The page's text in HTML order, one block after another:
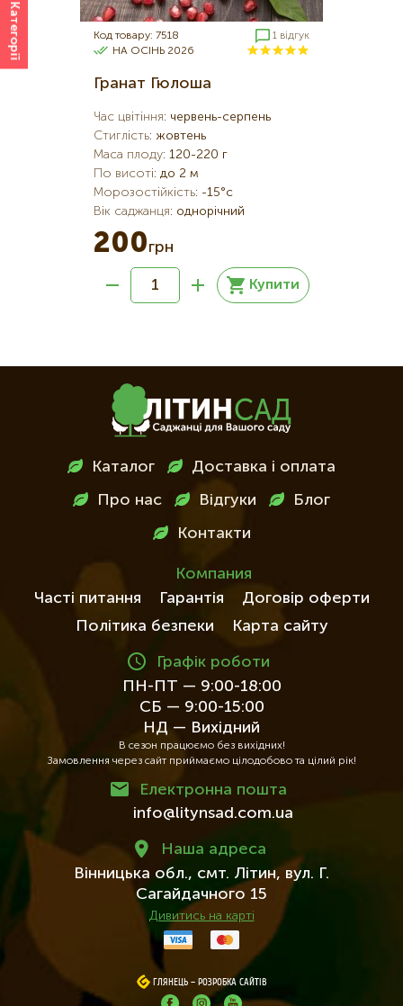
Категорії Код товару: 7518
1 відгук
НА ОСІНЬ 2026
Гранат Гюлоша
Час цвітіння: червень-серпень
Стиглість: жовтень
Маса плоду: 120-220 г
По висоті: до 2 м
Морозостійкість: -15°c
Вік саджанця: однорічний
200грн
Купити
Каталог Доставка і оплата
Про нас Відгуки Блог
Контакти
Компания
Часті питання
Гарантія
Договір оферти
Політика безпеки
Карта сайту
Графік роботи
ПН-ПТ — 9:00-18:00
СБ — 9:00-15:00
НД — Вихідний
В сезон працюємо без вихідних!
Замовлення через сайт приймаємо цілодобово та цілий рік!
Електронна пошта
info@litynsad.com.ua
Наша адреса
Вінницька обл., смт. Літин, вул. Г.
Сагайдачного 15
Дивитись на карті
ГЛЯНЕЦЬ– РОЗРОБКА САЙТІВ
ГЛЯНЕЦЬ– РОЗРОБКА САЙТІВ